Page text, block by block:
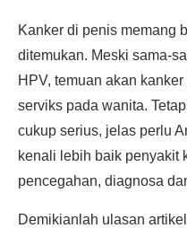
Kanker di penis memang
ditemukan. Meski sama-
HPV, temuan akan
serviks pada wanita.
cukup serius, jelas perlu
kenali lebih baik penyakit
pencegahan, diagnosa
Demikianlah ulasan